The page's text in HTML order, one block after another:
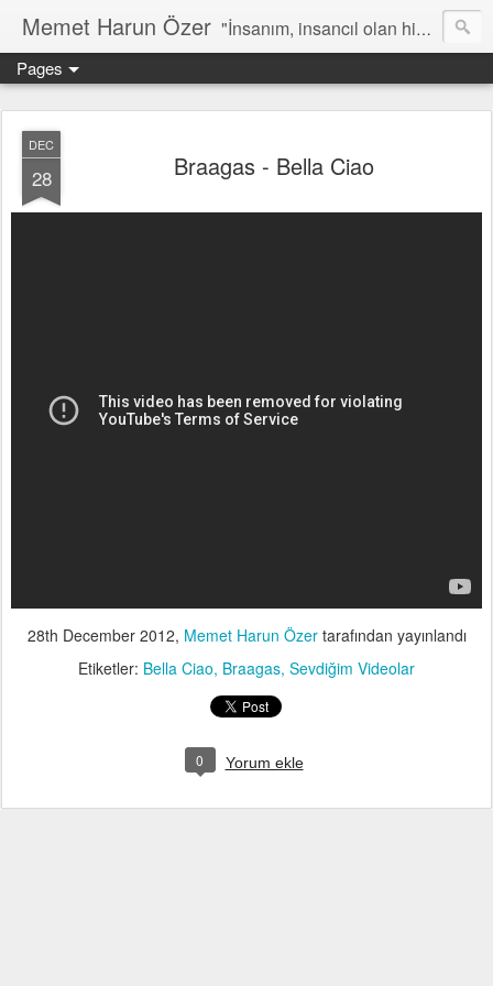
Memet Harun Özer "İnsanım, insancıl olan hiç bir şey bana yabancı kalamaz…" -Terentius
Pages
DEC
28 Braagas - Bella Ciao
28th December 2012, Memet Harun Özertarafından yayınlandı
Etiketler: Bella Ciao Braagas Sevdiğim Videolar
0 Yorum ekle